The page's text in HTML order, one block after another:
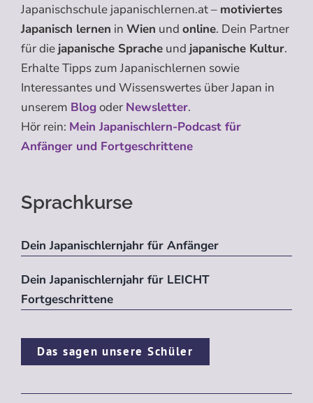
Japanischschule japanischlernen.at – motiviertes
Japanisch lernen in Wien und online. Dein Partner
für die japanische Sprache und japanische Kultur.
Erhalte Tipps zum Japanischlernen sowie
Interessantes und Wissenswertes über Japan in
unserem Blogoder Newsletter.
Hör rein: Mein Japanischlern-Podcast für
Anfänger und Fortgeschrittene
Sprachkurse
Dein Japanischlernjahr für Anfänger
Dein Japanischlernjahr für LEICHT
Fortgeschrittene
Das sagen unsere Schüler